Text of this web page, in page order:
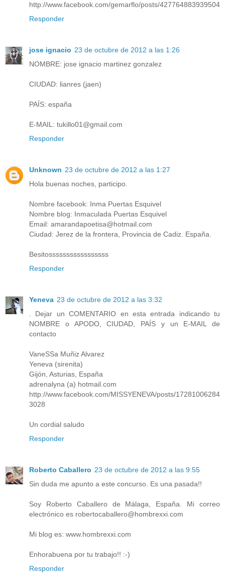
http://www.facebook.com/gemarflo/posts/427764883939504
Responder
jose ignacio 23 de octubre de 2012 a las 1:26
NOMBRE: jose ignacio martinez gonzalez
CIUDAD: lianres (jaen)
PAÍS: españa
E-MAIL: tukillo01@gmail.com
Responder
Unknown 23 de octubre de 2012 a las 1:27
Hola buenas noches, participo.
Nombre facebook: Inma Puertas Esquivel
Nombre blog: Inmaculada Puertas Esquivel
Email: amarandapoetisa@hotmail.com
Ciudad: Jerez de la frontera, Provincia de Cadiz. España.
Besitosssssssssssssssss
Responder
Yeneva 23 de octubre de 2012 a las 3:32
. Dejar un COMENTARIO en esta entrada indicando tu
NOMBRE o APODO, CIUDAD, PAÍS y un E-MAIL de
contacto
VaneSSa Muñiz Alvarez
Yeneva (sirenita)
Gijón, Asturias, España
adrenalyna (a) hotmail.com
http://www.facebook.com/MISSYENEVA/posts/17281006284
3028
Un cordial saludo
Responder
Roberto Caballero 23 de octubre de 2012 a las 9:55
Sin duda me apunto a este concurso. Es una pasada!!
Soy Roberto Caballero de Málaga, España. Mi correo
electrónico es robertocaballero@hombrexxi.com
Mi blog es: www.hombrexxi.com
Enhorabuena por tu trabajo!! :-)
Responder